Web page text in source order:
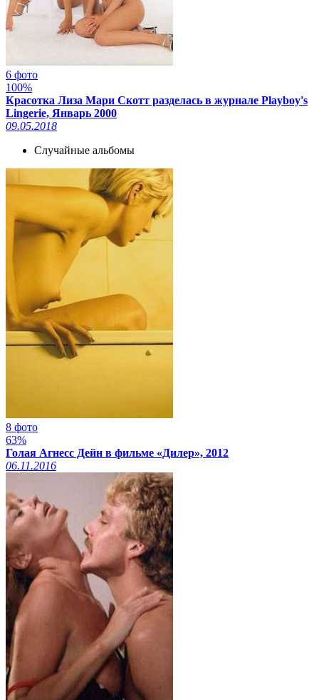
6 фото
100%
Красотка Лиза Мари Скотт разделась в журнале Playboy's
Lingerie, Январь 2000
09.05.2018
Случайные альбомы
8 фото
63%
Голая Агнесс Дейн в фильме «Дилер», 2012
06.11.2016